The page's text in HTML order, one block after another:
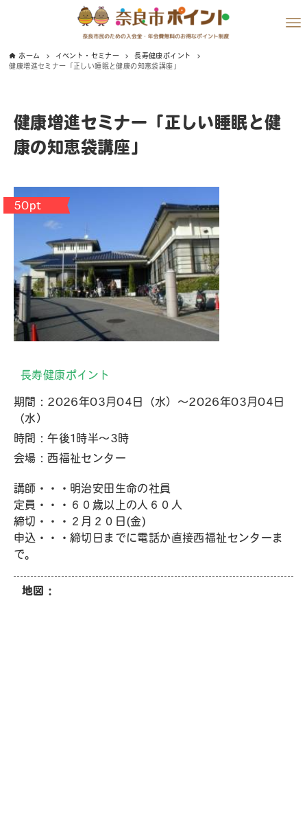
ホーム イベント・セミナー
長寿健康ポイント
健康増進セミナー「正しい睡眠と健康の知恵袋講座」
健康増進セミナー「正しい睡眠と健
康の知恵袋講座」
50pt
長寿健康ポイント
期間：2026年03月04日（水）～2026年03月04日
（水）
時間：午後1時半～3時
会場：西福祉センター
講師・・・明治安田生命の社員
定員・・・６０歳以上の人６０人
締切・・・２月２０日(金)
申込・・・締切日までに電話か直接西福祉センターま
で。
地図：